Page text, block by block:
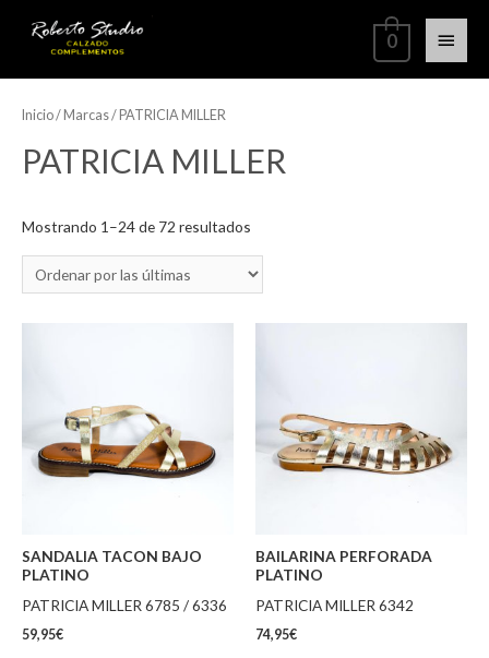
0
Inicio/ Marcas / PATRICIA MILLER
PATRICIA MILLER
Mostrando 1–24 de 72 resultados
SANDALIA TACON BAJO
PLATINO
PATRICIA MILLER 6785 / 6336
59,95€
BAILARINA PERFORADA
PLATINO
PATRICIA MILLER 6342
74,95€